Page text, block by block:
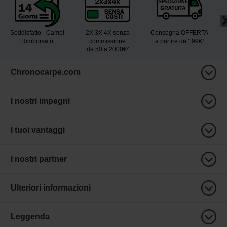
Soddisfatto - Cambi
Rimborsato
2X 3X 4X senza
commissione
da 50 a 2000€²
Consegna OFFERTA
a partire de 199€¹
Chronocarpe.com
I nostri impegni
I tuoi vantaggi
I nostri partner
Ulteriori informazioni
Leggenda